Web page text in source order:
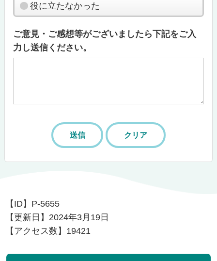
役に立たなかった
ご意見・ご感想等がございましたら下記をご入
力し送信ください。
【ID】 P-5655
【更新日】 2024年3月19日
【アクセス数】 19421